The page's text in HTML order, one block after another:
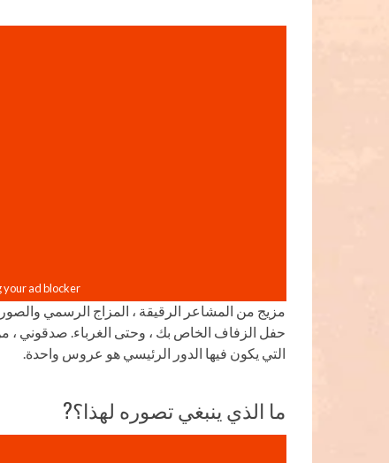
مزيج من المشاعر الرقيقة ، المزاج الرسمي
حفل الزفاف الخاص بك ، وحتى الغرباء. صدقوني ،
التي يكون فيها الدور الرئيسي هو عروس واحدة.
ما الذي ينبغي تصوره لهذا؟?